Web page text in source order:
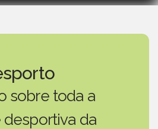
sobre toda a
da